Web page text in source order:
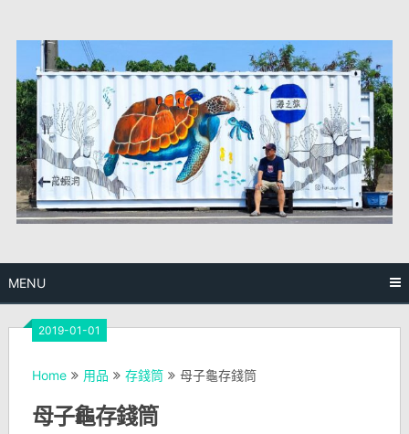
content
MENU
2019-01-01
Home 用品 存錢筒 母子龜存錢筒
母子龜存錢筒